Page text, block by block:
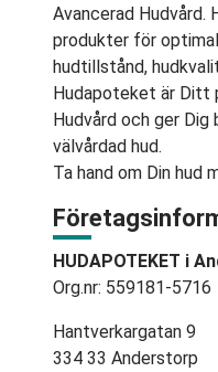
Avancerad Hudvård.
produkter för
hudtillstånd,
Hudapoteket är Ditt
Hudvård och ger
välvårdad hud.
Ta hand om Din hud
HUDAPOTEKET i
Org.nr: 559181-5716
Hantverkargatan 9
334 33 Anderstorp